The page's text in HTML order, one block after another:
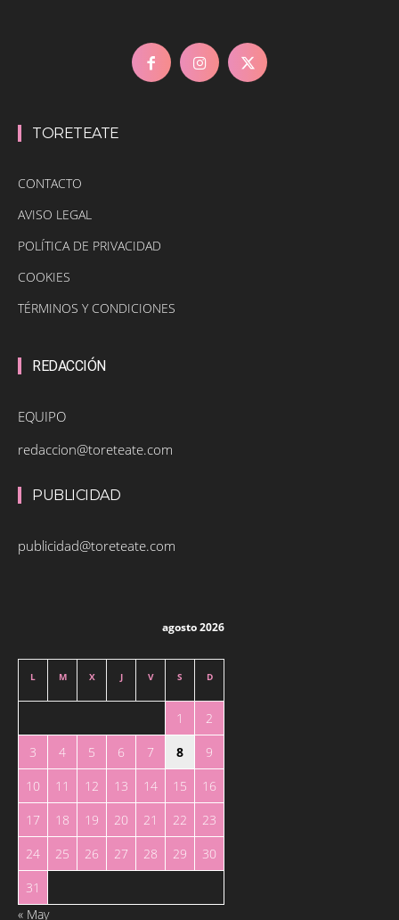
TORETEATE
CONTACTO
AVISO LEGAL
POLÍTICA DE PRIVACIDAD
COOKIES
TÉRMINOS Y CONDICIONES
REDACCIÓN
EQUIPO
redaccion@toreteate.com
PUBLICIDAD
publicidad@toreteate.com
agosto 2026
L M X J V S D
1
2
3
4 5 6 7 8
9
10
11 12 13 14 15
16
17
18 19 20 21 22
23
24
25 26 27 28 29
30
31
« May